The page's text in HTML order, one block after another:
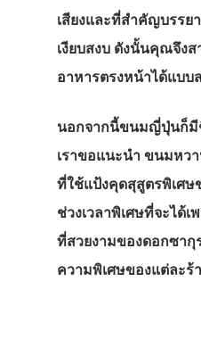
เสียงและที่สำคัญบรรย
เงียบสงบ ดังนั้นคุณจึง
อาหารตรงหน้าได้แบบ
นอกจากนี้ขนมญี่ปุ่นก็มี
เราขอแนะนำ ขนมห
ที่ใช้แป้งคุดสุสูตรพิเศษ
ช่วงเวลาพิเศษที่จะได้
ที่สวยงามของดอกซากุ
ความพิเศษของแต่ละร้